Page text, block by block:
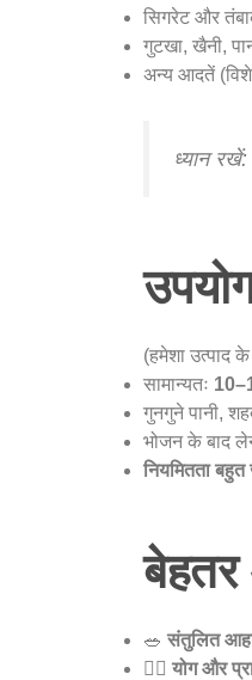
सिगरेट और
गुटखा, खैनी,
अन्य आदतें
ध्यान
(हमेशा उत्पाद
सामान्यतः
गुनगुने पानी,
भोजन के बाद
नियमितता
बेहतर
🥗 संतुलित
🚶‍♂️ योग और